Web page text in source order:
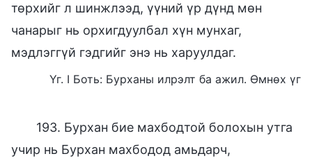
төрхийг л шинжлээд, үүний үр дүнд мөн
чанарыг нь орхигдуулбал хүн мунхаг,
мэдлэггүй гэдгийг энэ нь харуулдаг.
Үг. I Боть: Бурханы илрэлт ба ажил. Өмнөх үг
193. Бурхан бие махбодтой болохын утга
учир нь Бурхан махбодод амьдарч,